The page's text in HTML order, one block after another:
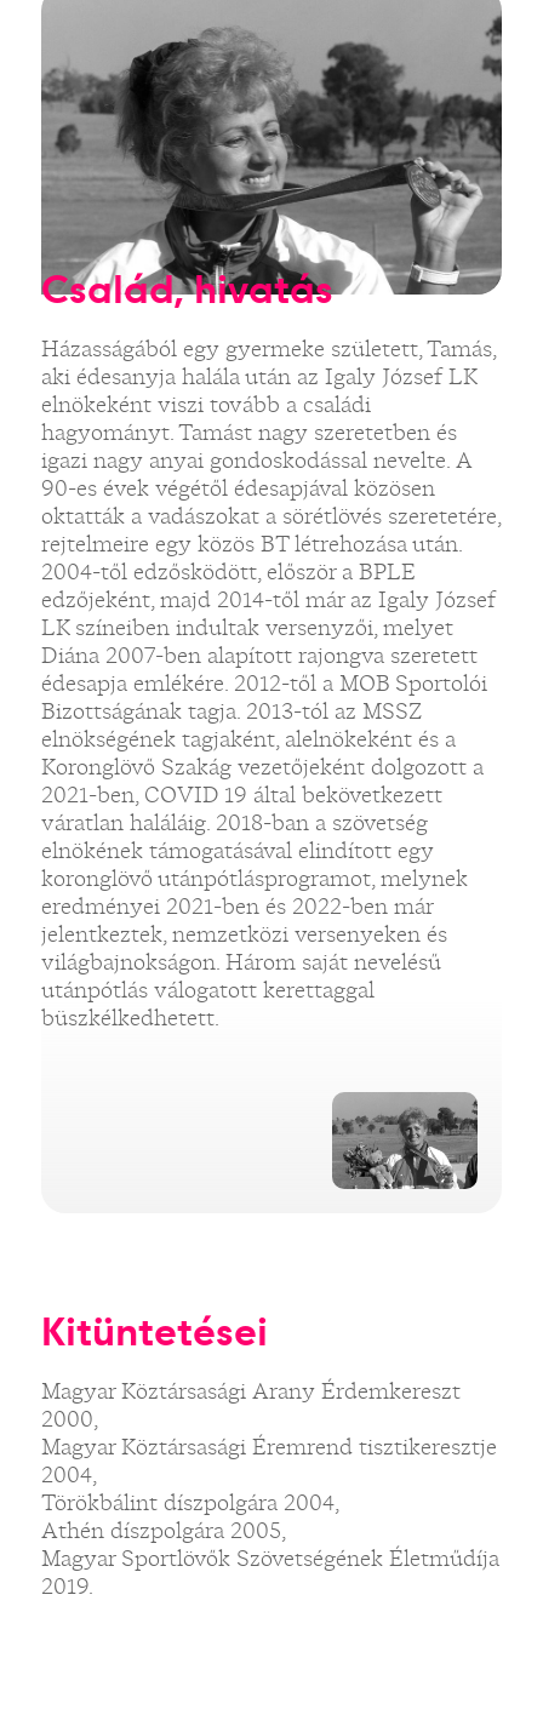
Család, hivatás
Házasságából egy gyermeke született, Tamás,
aki édesanyja halála után az Igaly József LK
elnökeként viszi tovább a családi
hagyományt. Tamást nagy szeretetben és
igazi nagy anyai gondoskodással nevelte. A
90-es évek végétől édesapjával közösen
oktatták a vadászokat a sörétlövés szeretetére,
rejtelmeire egy közös BT létrehozása után.
2004-től edzősködött, először a BPLE
edzőjeként, majd 2014-től már az Igaly József
LK színeiben indultak versenyzői, melyet
Diána 2007-ben alapított rajongva szeretett
édesapja emlékére. 2012-től a MOB Sportolói
Bizottságának tagja. 2013-tól az MSSZ
elnökségének tagjaként, alelnökeként és a
Koronglövő Szakág vezetőjeként dolgozott a
2021-ben, COVID 19 által bekövetkezett
váratlan haláláig. 2018-ban a szövetség
elnökének támogatásával elindított egy
koronglövő utánpótlásprogramot, melynek
eredményei 2021-ben és 2022-ben már
jelentkeztek, nemzetközi versenyeken és
világbajnokságon. Három saját nevelésű
utánpótlás válogatott kerettaggal
büszkélkedhetett.
Kitüntetései
Magyar Köztársasági Arany Érdemkereszt
2000,
Magyar Köztársasági Éremrend tisztikeresztje
2004,
Törökbálint díszpolgára 2004,
Athén díszpolgára 2005,
Magyar Sportlövők Szövetségének Életműdíja
2019.